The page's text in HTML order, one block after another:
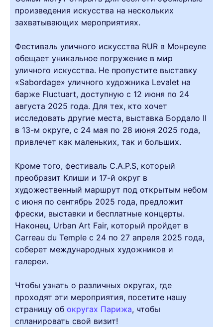
произведения искусства на нескольких
захватывающих мероприятиях.
Фестиваль уличного искусства RUR в Монреуле
обещает уникальное погружение в мир
уличного искусства. Не пропустите выставку
«Sabordage» уличного художника Levalet на
барже Fluctuart, доступную с 12 июня по 24
августа 2025 года. Для тех, кто хочет
исследовать другие места, выставка Бордало II
в 13-м округе, с 24 мая по 28 июня 2025 года,
привлечет как маленьких, так и больших.
Кроме того, фестиваль C.A.P.S, который
преобразит Клиши и 17-й округ в
художественный маршрут под открытым небом
с июня по сентябрь 2025 года, предложит
фрески, выставки и бесплатные концерты.
Наконец, Urban Art Fair, который пройдет в
Carreau du Temple с 24 по 27 апреля 2025 года,
соберет международных художников и
галереи.
Чтобы узнать о различных округах, где
проходят эти мероприятия, посетите нашу
страницу об округах Парижа, чтобы
спланировать свой визит!